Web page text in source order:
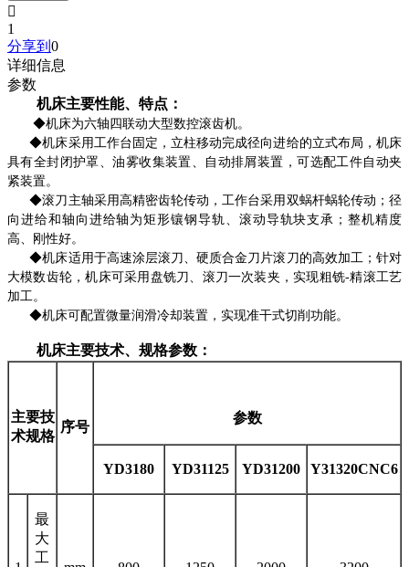

1
分享到 0
详细信息
参数
机床主要性能、特点：
◆机床为六轴四联动大型数控滚齿机。
◆机床采用工作台固定，立柱移动完成径向进给的立式布局，机床
具有全封闭护罩、油雾收集装置、自动排屑装置，可选配工件自动夹
紧装置。
◆滚刀主轴采用高精密齿轮传动，工作台采用双蜗杆蜗轮传动；径
向进给和轴向进给轴为矩形镶钢导轨、滚动导轨块支承；整机精度
高、刚性好。
◆机床适用于高速涂层滚刀、硬质合金刀片滚刀的高效加工；针对
大模数齿轮，机床可采用盘铣刀、滚刀一次装夹，实现粗铣-精滚工艺
加工。
◆机床可配置微量润滑冷却装置，实现准干式切削功能。
机床主要技术、规格参数：
主要技
术规格
序号
参数
YD3180 YD31125 YD31200 Y31320CNC6
最
大
工